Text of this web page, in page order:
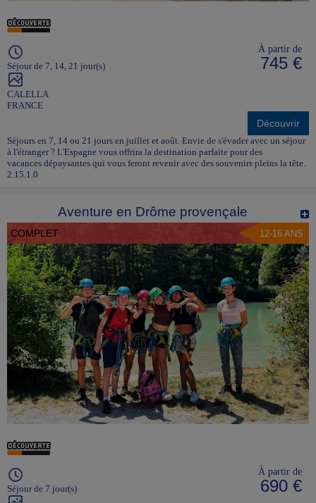
Séjour de 7, 14, 21 jour(s)
CALELLA
FRANCE
À partir de
745 €
Découvrir
Séjours en 7, 14 ou 21 jours en juillet et août. Envie de s'évader avec un séjour
à l'étranger ? L'Espagne vous offrira la destination parfaite pour des
vacances dépaysantes qui vous feront revenir avec des souvenirs pleins la tête.
2.15.1.0
Aventure en Drôme provençale
COMPLET 12-16 ANS
Séjour de 7 jour(s)
À partir de
690 €